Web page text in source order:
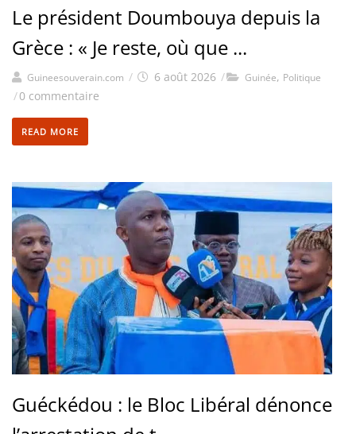
Le président Doumbouya depuis la
Grèce : « Je reste, où que ...
Guineesouverain.com / 6 août 2026 / Guinée, Politique
/0 commentaire
READ MORE
Guéckédou : le Bloc Libéral dénonce